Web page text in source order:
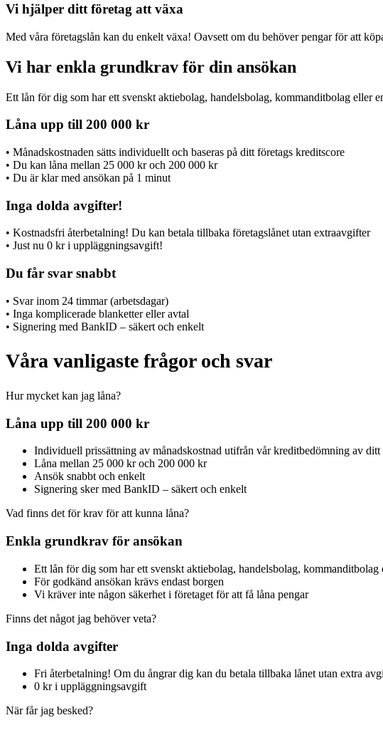
Vi hjälper ditt företag att växa
Med våra företagslån kan du enkelt växa! Oavsett om du behöver pengar för att
Vi har enkla grundkrav för din ansökan
Ett lån för dig som har ett svenskt aktiebolag, handelsbolag, kommanditbolag eller
Låna upp till 200 000 kr
• Månadskostnaden sätts individuellt och baseras på ditt företags kreditscore
• Du kan låna mellan 25 000 kr och 200 000 kr
• Du är klar med ansökan på 1 minut
Inga dolda avgifter!
• Kostnadsfri återbetalning! Du kan betala tillbaka företagslånet utan extraavgifter
• Just nu 0 kr i uppläggningsavgift!
Du får svar snabbt
• Svar inom 24 timmar (arbetsdagar)
• Inga komplicerade blanketter eller avtal
• Signering med BankID – säkert och enkelt
Våra vanligaste frågor och svar
Hur mycket kan jag låna?
Låna upp till 200 000 kr
Individuell prissättning av månadskostnad utifrån vår kreditbedömning av ditt
Låna mellan 25 000 kr och 200 000 kr
Ansök snabbt och enkelt
Signering sker med BankID – säkert och enkelt
Vad finns det för krav för att kunna låna?
Enkla grundkrav för ansökan
Ett lån för dig som har ett svenskt aktiebolag, handelsbolag,
För godkänd ansökan krävs endast borgen
Vi kräver inte någon säkerhet i företaget för att få låna pengar
Finns det något jag behöver veta?
Inga dolda avgifter
Fri återbetalning! Om du ångrar dig kan du betala tillbaka lånet utan extra
0 kr i uppläggningsavgift
När får jag besked?